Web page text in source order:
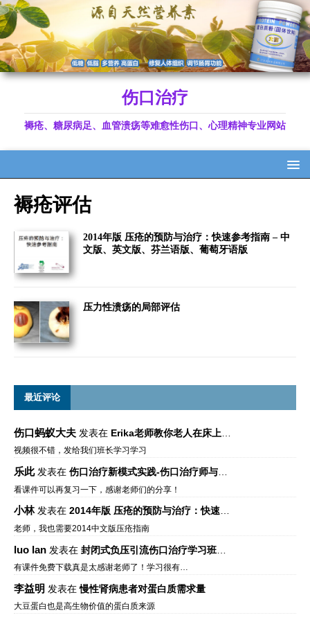
伤口治疗
褥疮、糖尿病足、血管溃疡等难愈性伤口、心理精神专业网站
褥疮评估
2014年版 压疮的预防与治疗：快速参考指南 – 中
文版、英文版、芬兰语版、葡萄牙语版
压力性溃疡的局部评估
最近评论
伤口蚂蚁大夫 发表在 Erika老师教你老人在床上如何左右翻身
视频很不错，发给我们班长学习学习
乐此发表在 伤口治疗新模式实践-伤口治疗师与伤口专科
看课件可以再复习一下，感谢老师们的分享！
小林发表在 2014年版 压疮的预防与治疗：快速参考指南 – 中文版、英文版、芬兰语版、葡萄牙语版
老师，我也需要2014中文版压疮指南
luo lan 发表在 封闭式负压引流伤口治疗学习班课件资料免费下载
有课件免费下载真是太感谢老师了！学习很有…
李益明 发表在慢性肾病患者对蛋白质需求量
大豆蛋白也是高生物价值的蛋白质来源